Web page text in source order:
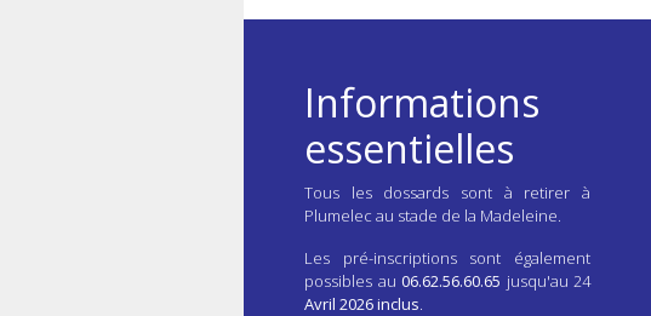
Informations
essentielles
Tous les dossards sont à retirer à
Plumelec au stade de la Madeleine.
Les pré-inscriptions sont également
possibles au 06.62.56.60.65 jusqu'au 24
Avril 2026 inclus.